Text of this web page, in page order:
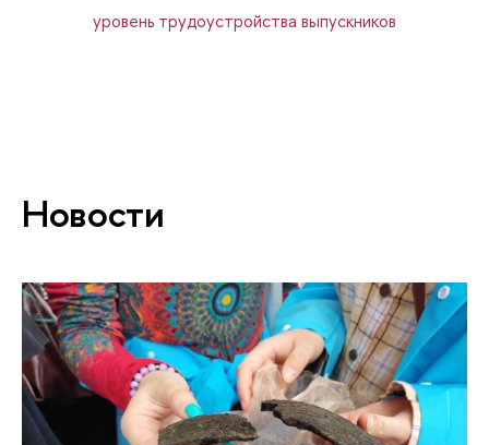
уровень трудоустройства выпускников
Новости